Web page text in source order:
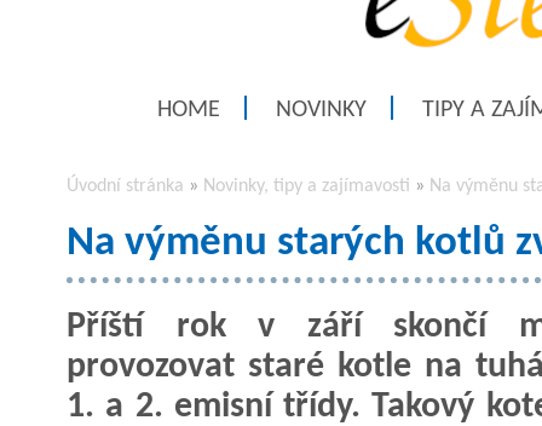
HOME NOVINKY TIPY A
Úvodní stránka » Novinky, tipy a zajímavosti » Na výměnu
Na výměnu starých kotlů
Příští rok v září skončí
provozovat staré kotle na
1. a 2. emisní třídy. Takový